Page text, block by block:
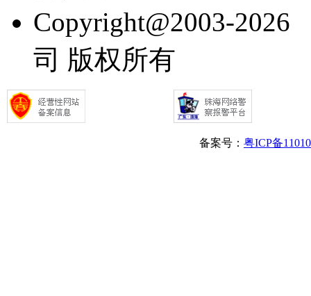
Copyright@2003-
司 版权所有
备案号： 粤ICP备